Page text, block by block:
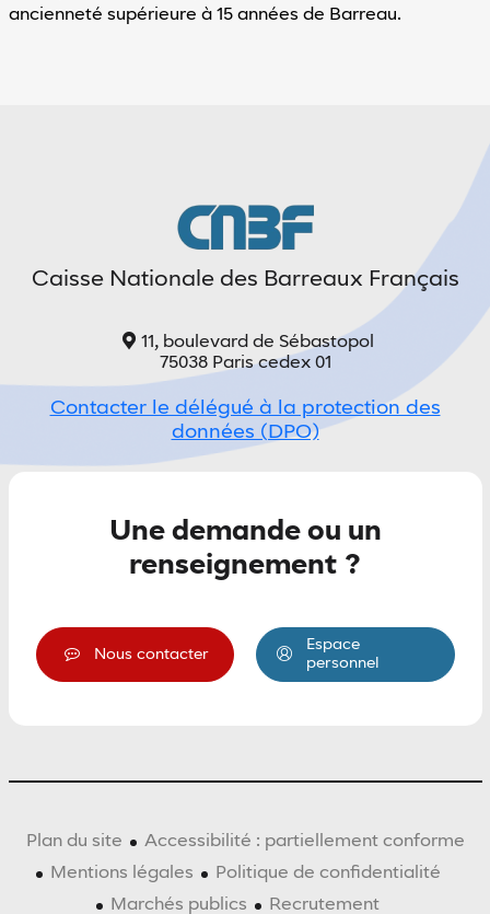
ancienneté supérieure à 15 années de Barreau.
Caisse Nationale des Barreaux Français
11, boulevard de Sébastopol
75038 Paris cedex 01
Contacter le délégué à la protection des
données (DPO)
Une demande ou un
renseignement ?
Nous contacter
Espace
personnel
Plan du site
Accessibilité : partiellement conforme
Mentions légales
Politique de confidentialité
Marchés publics
Recrutement